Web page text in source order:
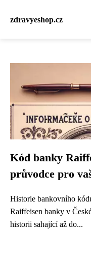
zdravyeshop.cz
Kód banky
průvodce pro
Historie bankovního
Raiffeisen banky v
historii sahající až do...